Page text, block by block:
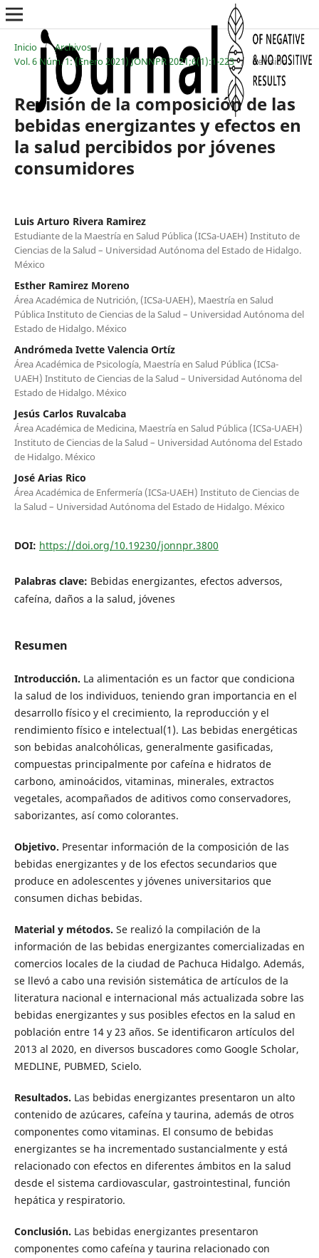
Inicio / Archivos /
Vol. 6 Núm. 1: (Enero 2021) JONNPR 2021;6(1):1-223 / Revisión
Revisión de la composición de las
bebidas energizantes y efectos en
la salud percibidos por jóvenes
consumidores
Luis Arturo Rivera Ramirez
Estudiante de la Maestría en Salud Pública (ICSa-UAEH) Instituto de
Ciencias de la Salud – Universidad Autónoma del Estado de Hidalgo.
México
Esther Ramirez Moreno
Área Académica de Nutrición, (ICSa-UAEH), Maestría en Salud
Pública Instituto de Ciencias de la Salud – Universidad Autónoma del
Estado de Hidalgo. México
Andrómeda Ivette Valencia Ortíz
Área Académica de Psicología, Maestría en Salud Pública (ICSa-
UAEH) Instituto de Ciencias de la Salud – Universidad Autónoma del
Estado de Hidalgo. México
Jesús Carlos Ruvalcaba
Área Académica de Medicina, Maestría en Salud Pública (ICSa-UAEH)
Instituto de Ciencias de la Salud – Universidad Autónoma del Estado
de Hidalgo. México
José Arias Rico
Área Académica de Enfermería (ICSa-UAEH) Instituto de Ciencias de
la Salud – Universidad Autónoma del Estado de Hidalgo. México
DOI: https://doi.org/10.19230/jonnpr.3800
Palabras clave: Bebidas energizantes, efectos adversos,
cafeína, daños a la salud, jóvenes
Resumen
Introducción. La alimentación es un factor que condiciona
la salud de los individuos, teniendo gran importancia en el
desarrollo físico y el crecimiento, la reproducción y el
rendimiento físico e intelectual(1). Las bebidas energéticas
son bebidas analcohólicas, generalmente gasificadas,
compuestas principalmente por cafeína e hidratos de
carbono, aminoácidos, vitaminas, minerales, extractos
vegetales, acompañados de aditivos como conservadores,
saborizantes, así como colorantes.
Objetivo. Presentar información de la composición de las
bebidas energizantes y de los efectos secundarios que
produce en adolescentes y jóvenes universitarios que
consumen dichas bebidas.
Material y métodos. Se realizó la compilación de la
información de las bebidas energizantes comercializadas en
comercios locales de la ciudad de Pachuca Hidalgo. Además,
se llevó a cabo una revisión sistemática de artículos de la
literatura nacional e internacional más actualizada sobre las
bebidas energizantes y sus posibles efectos en la salud en
población entre 14 y 23 años. Se identificaron artículos del
2013 al 2020, en diversos buscadores como Google Scholar,
MEDLINE, PUBMED, Scielo.
Resultados. Las bebidas energizantes presentaron un alto
contenido de azúcares, cafeína y taurina, además de otros
componentes como vitaminas. El consumo de bebidas
energizantes se ha incrementado sustancialmente y está
relacionado con efectos en diferentes ámbitos en la salud
desde el sistema cardiovascular, gastrointestinal, función
hepática y respiratorio.
Conclusión. Las bebidas energizantes presentaron
componentes como cafeína y taurina relacionado con